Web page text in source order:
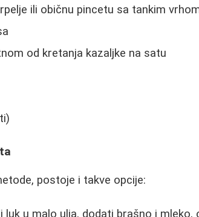
ili običnu pincetu sa tankim
od kretanja kazaljke na satu
postoje i takve opcije:
luk u malo ulja, dodati brašno i mleko,